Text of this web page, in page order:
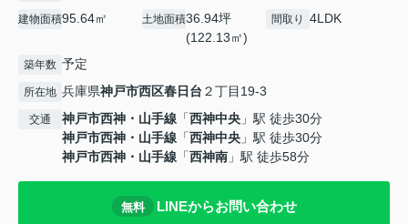
建物面積95.64㎡ 土地面積36.94坪
(122.13㎡)
間取り 4LDK
築年数 予定
所在地 兵庫県神戸市西区春日台 ２丁目19-3
交通 神戸市西神・山手線 「西神中央 」駅 徒歩30分
神戸市西神・山手線 「西神中央 」駅 徒歩30分
神戸市西神・山手線 「西神南 」駅 徒歩58分
無料 LINEからお問い合わせ